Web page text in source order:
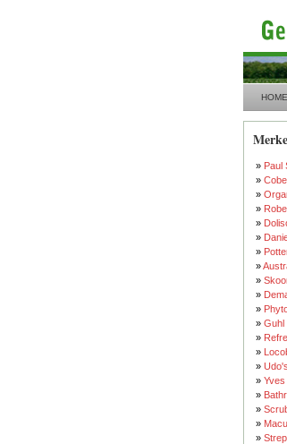
HOME
» Paul
»
»
»
»
»
»
»
»
»
»
» Guhl
»
»
»
» Yves
»
»
»
»